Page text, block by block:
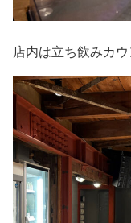
店内は立ち飲みカウ